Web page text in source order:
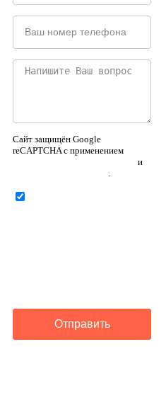
Сайт защищён Google
reCAPTCHA с применением
и
Отправить